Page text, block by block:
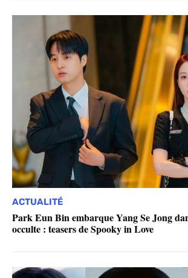
ACTUALITÉ
Park Eun Bin embarque Yang Se Jong
occulte : teasers de Spooky in Love